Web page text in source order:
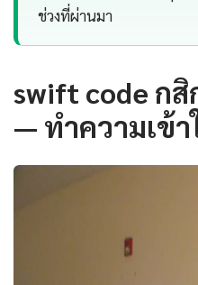
ช่วงที่ผ่านมา
swift code กสิ
— ทำความเข้